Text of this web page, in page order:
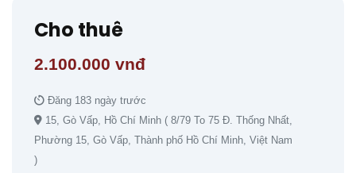
Cho thuê
2.100.000 vnđ
Đăng 183 ngày trước
15, Gò Vấp, Hồ Chí Minh ( 8/79 To 75 Đ. Thống Nhất,
Phường 15, Gò Vấp, Thành phố Hồ Chí Minh, Việt Nam
)